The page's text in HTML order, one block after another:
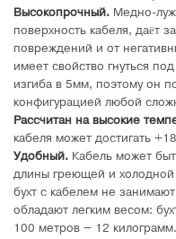
Высокопрочный. Медно-
поверхность кабеля, даёт
повреждений и от
имеет свойство гнуться
изгиба в 5мм, поэтому он
конфигурацией любой
Рассчитан на высокие
кабеля может достигать
Удобный. Кабель может
длины греющей и холодной
бухт с кабелем не
обладают легким весом:
100 метров – 12